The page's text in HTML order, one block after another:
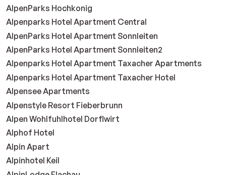
AlpenParks Hochkonig
Alpenparks Hotel Apartment Central
AlpenParks Hotel Apartment Sonnleiten
AlpenParks Hotel Apartment Sonnleiten2
Alpenparks Hotel Apartment Taxacher Apartments
Alpenparks Hotel Apartment Taxacher Hotel
Alpensee Apartments
Alpenstyle Resort Fieberbrunn
Alpen Wohlfuhlhotel Dorflwirt
Alphof Hotel
Alpin Apart
Alpinhotel Keil